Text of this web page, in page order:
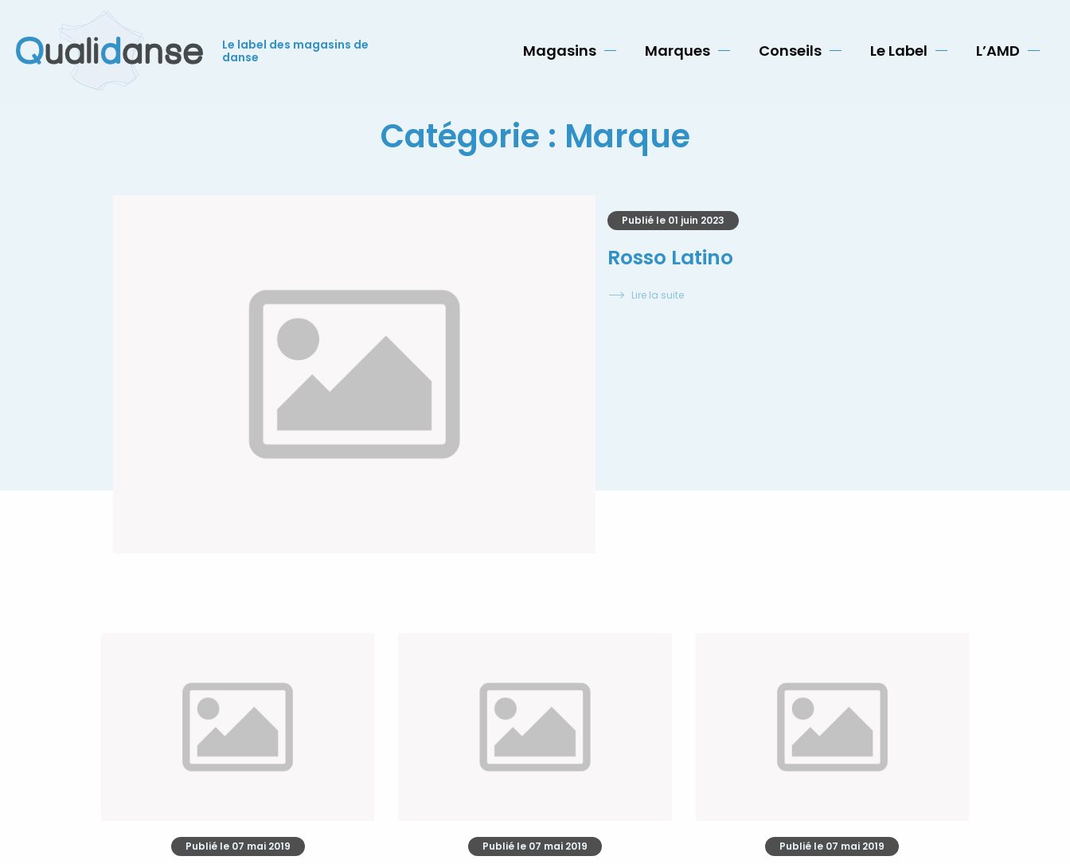
Le label des magasins de
danse
Magasins Marques Conseils Le Label L’AMD
Catégorie : Marque
Publié le01 juin 2023
Rosso Latino
Lire la suite
Publié le07 mai 2019 Publié le07 mai 2019 Publié le 07 mai 2019